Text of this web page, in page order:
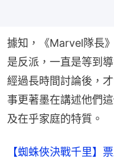
據知，《Marvel隊長
是反派，一直是等到
經過長時間討論後，
事更著墨在講述他們
及在乎家庭的特質。
【蜘蛛俠決戰千里】